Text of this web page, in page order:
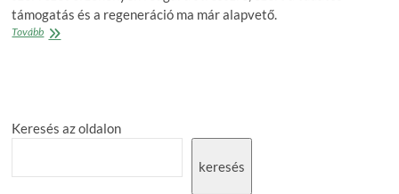
támogatás és a regeneráció ma már alapvető.
TovábbTegyünk
gyengék
a
csak
Keresés az oldalon
keresés